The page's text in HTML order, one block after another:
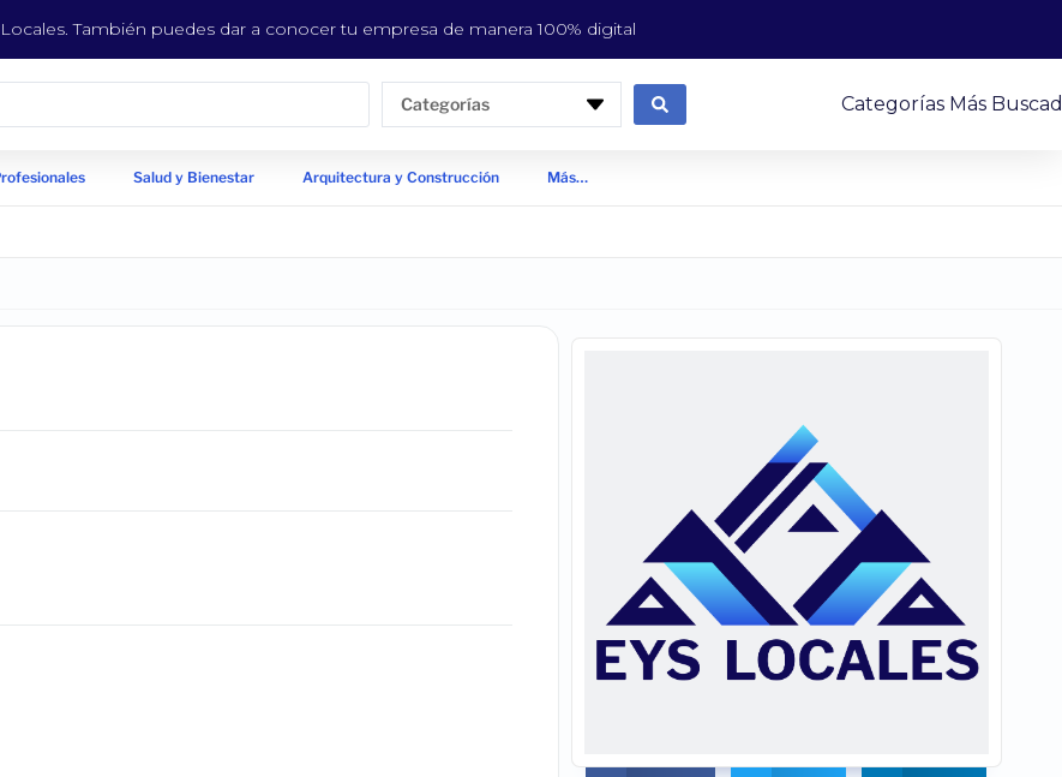
También puedes dar a conocer tu empresa de manera 100% digital
Categorías Categorías Más
Salud y Bienestar Arquitectura y Construcción Más…